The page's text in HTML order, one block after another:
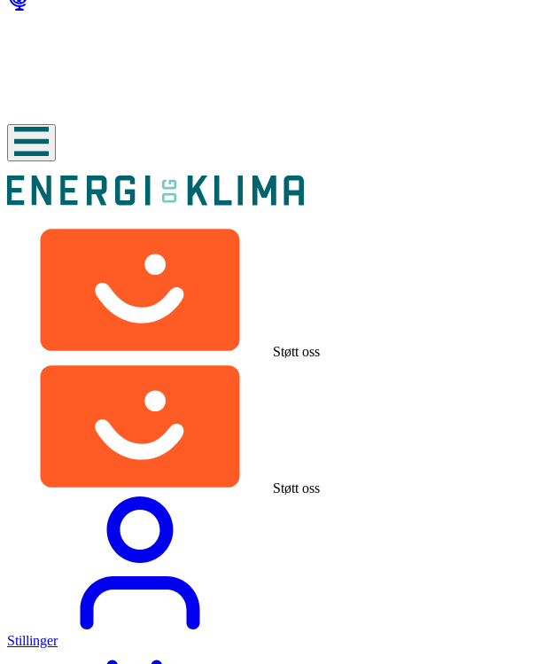
Støtt oss
Støtt oss
Stillinger